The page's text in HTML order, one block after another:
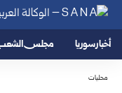
أخبار سوريا مجلس
محليات